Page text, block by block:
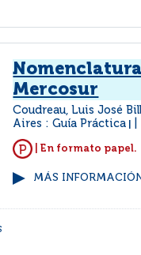
Mercosur
Coudreau, Luis José
Aires : Guía Práctica
| En formato papel.
MÁS